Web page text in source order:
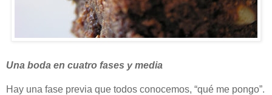
Una boda en cuatro fases y media
Hay una fase previa que todos conocemos, “qué me pongo”.